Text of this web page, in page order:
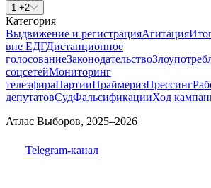
1 +2
Категория
Выдвижение и регистрацияАгитация
вне ЕДГДистанционное
голосованиеЗаконодательство
соцсетейМониторинг
телеэфираПартииПраймеризПрессинг
депутатовСудФальсификацииХод
Атлас Выборов, 2025–2026
Telegram-канал